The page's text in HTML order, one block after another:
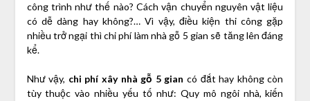
công trình như thế nào? Cách vận chuyển nguyên vật liệu
có dễ dàng hay không?… Vì vậy, điều kiện thi công gặp
nhiều trở ngại thì chi phí làm nhà gỗ 5 gian sẽ tăng lên đáng
kể.
Như vậy, chi phí xây nhà gỗ 5 gian có đắt hay không còn
tùy thuộc vào nhiều yếu tố như: Quy mô ngôi nhà, kiến